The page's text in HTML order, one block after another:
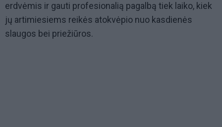
erdvėmis ir gauti profesionalią pagalbą tiek laiko, kiek
jų artimiesiems reikės atokvėpio nuo kasdienės
slaugos bei priežiūros.